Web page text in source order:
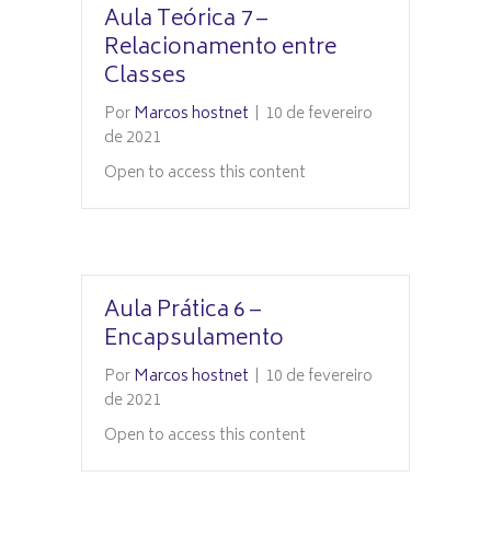
Aula Teórica 7 –
Relacionamento entre
Classes
PorMarcos hostnet | 10 de fevereiro
de 2021
Open to access this content
Aula Prática 6 –
Encapsulamento
PorMarcos hostnet | 10 de fevereiro
de 2021
Open to access this content